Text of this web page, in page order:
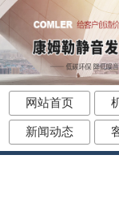
网站首页
新闻动态